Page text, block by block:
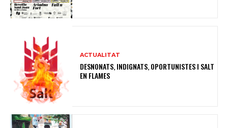
ACTUALITAT
DESNONATS, INDIGNATS, OPORTUNISTES I SALT
EN FLAMES